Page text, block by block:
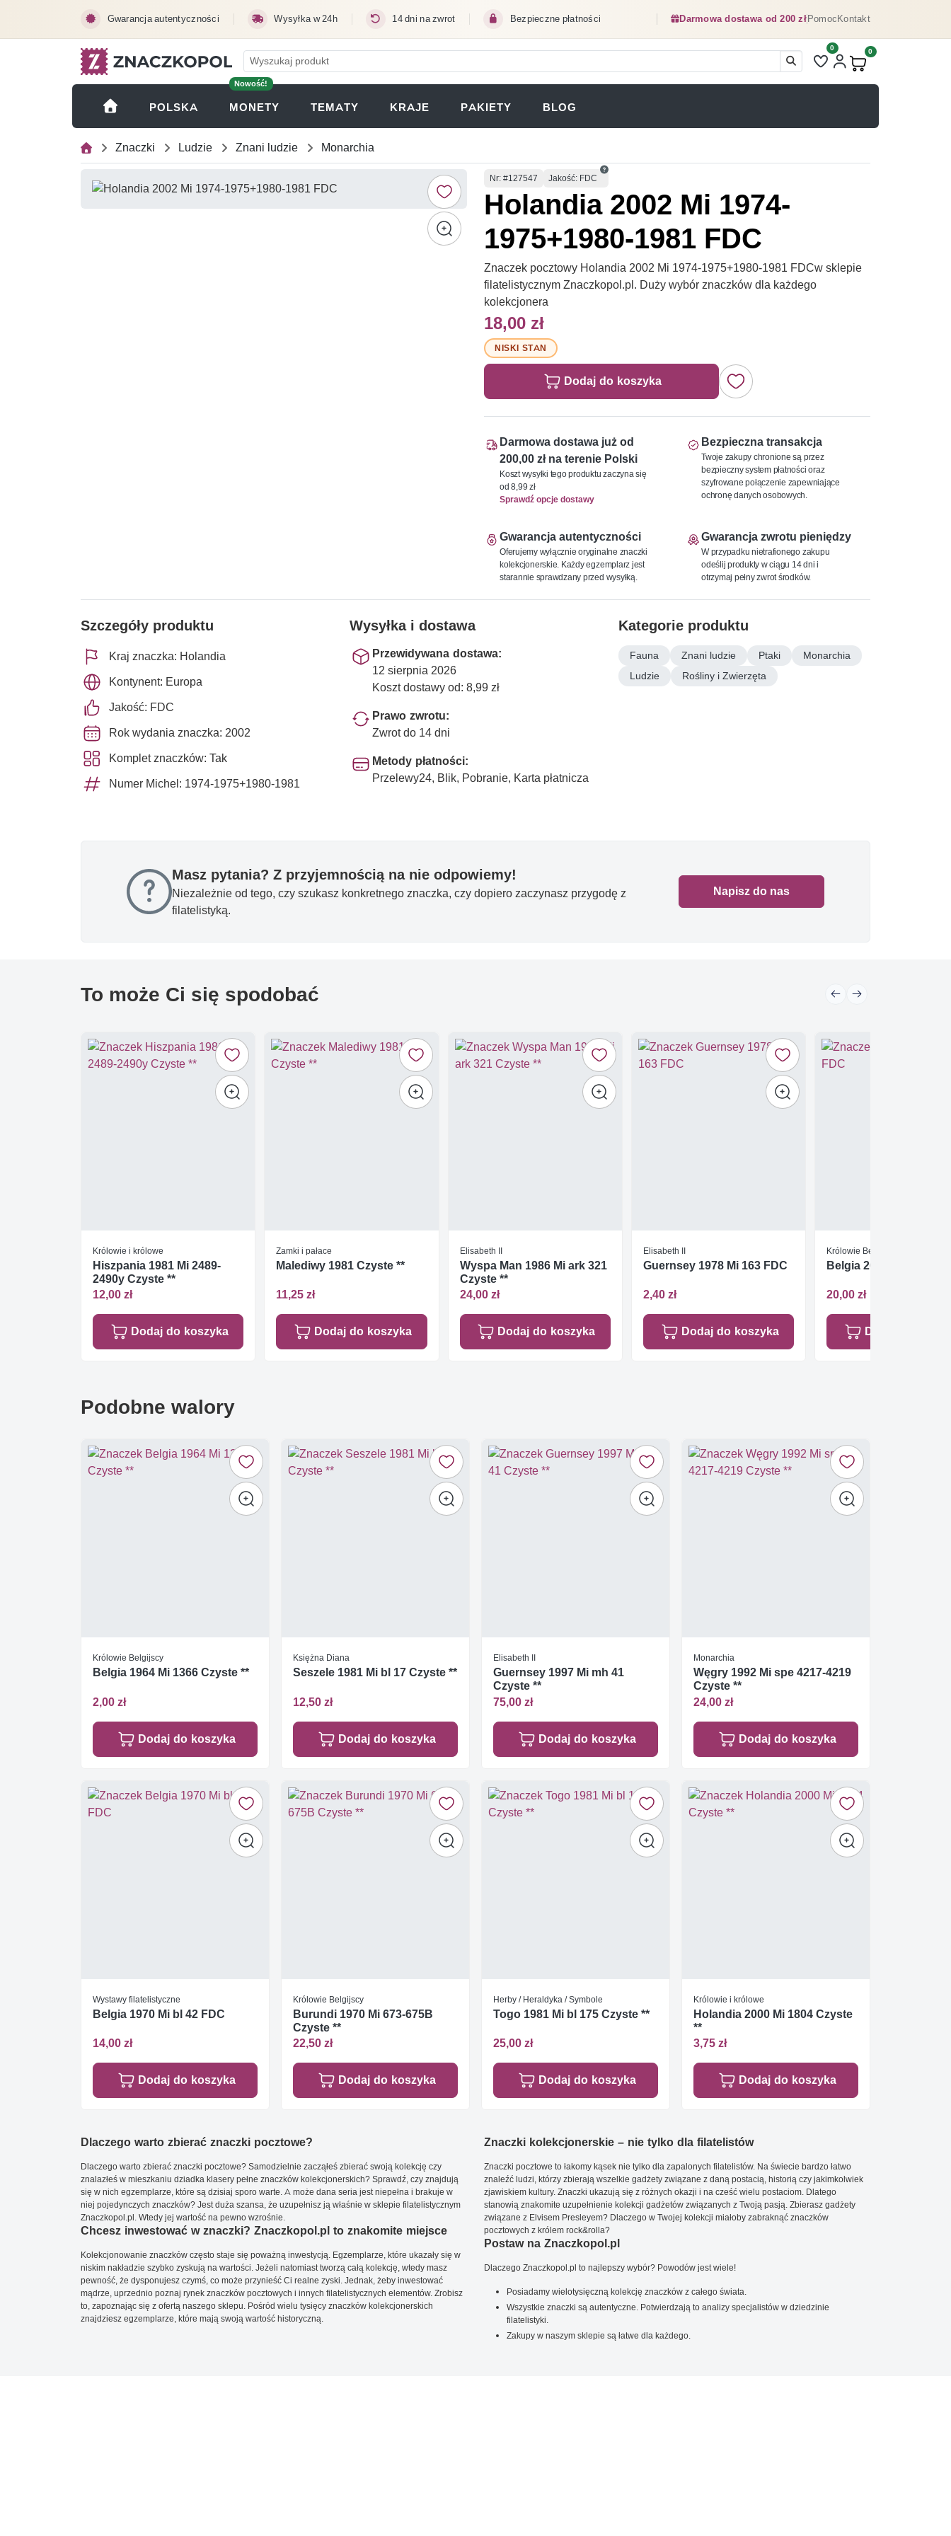
Gwarancja autentyczności Wysyłka w 24h 14 dni na zwrot Bezpieczne płatności Darmowa dostawa od 200 złPomocKontakt
Liczba pozycji na liście
0
Produkty w koszyku:
0
POLSKA
Nowość!
MONETY (OTWIERA SIĘ W NOWEJ KARCIE)
TEMATY KRAJE PAKIETY BLOG
Znaczki Ludzie Znani ludzie Monarchia
Numer
Nr: #127547 Jakość: FDC
Holandia 2002 Mi 1974-
1975+1980-1981 FDC
Znaczek pocztowy Holandia 2002 Mi 1974-1975+1980-1981 FDCw sklepie
filatelistycznym Znaczkopol.pl. Duży wybór znaczków dla każdego
kolekcjonera
18,00 zł
NISKI STAN
Dodaj do koszyka
Darmowa dostawa już od
200,00 zł na terenie Polski
Koszt wysyłki tego produktu zaczyna się
od 8,99 zł
Sprawdź opcje dostawy
Bezpieczna transakcja
Twoje zakupy chronione są przez
bezpieczny system płatności oraz
szyfrowane połączenie zapewniające
ochronę danych osobowych.
Gwarancja autentyczności
Oferujemy wyłącznie oryginalne znaczki
kolekcjonerskie. Każdy egzemplarz jest
starannie sprawdzany przed wysyłką.
Gwarancja zwrotu pieniędzy
W przypadku nietrafionego zakupu
odeślij produkty w ciągu 14 dni i
otrzymaj pełny zwrot środków.
Szczegóły produktu
Kraj znaczka: Holandia
Kontynent: Europa
Jakość: FDC
Rok wydania znaczka: 2002
Komplet znaczków: Tak
Numer Michel: 1974-1975+1980-1981
Wysyłka i dostawa
Przewidywana dostawa:
12 sierpnia 2026
Koszt dostawy od: 8,99 zł
Prawo zwrotu:
Zwrot do 14 dni
Metody płatności:
Przelewy24, Blik, Pobranie, Karta płatnicza
Kategorie produktu
Fauna Znani ludzie Ptaki
Monarchia
Ludzie
Rośliny i Zwierzęta
Masz pytania? Z przyjemnością na nie odpowiemy!
Niezależnie od tego, czy szukasz konkretnego znaczka, czy dopiero zaczynasz przygodę z
filatelistyką.
Napisz do nas
To może Ci się spodobać
Królowie i królowe
Hiszpania 1981 Mi 2489-
2490y Czyste **
12,00 zł
Dodaj do koszyka
Zamki i pałace
Malediwy 1981 Czyste **
11,25 zł
Dodaj do koszyka
Elisabeth II
Wyspa Man 1986 Mi ark 321
Czyste **
24,00 zł
Dodaj do koszyka
Elisabeth II
Guernsey 1978 Mi 163 FDC
2,40 zł
Dodaj do koszyka
Królowie Belgijscy
Belgia 2001 Mi bl 78
20,00 zł
Dodaj do
Podobne walory
Królowie Belgijscy
Belgia 1964 Mi 1366 Czyste **
2,00 zł
Dodaj do koszyka
Księżna Diana
Seszele 1981 Mi bl 17 Czyste **
12,50 zł
Dodaj do koszyka
Elisabeth II
Guernsey 1997 Mi mh 41
Czyste **
75,00 zł
Dodaj do koszyka
Monarchia
Węgry 1992 Mi spe 4217-4219
Czyste **
24,00 zł
Dodaj do koszyka
Wystawy filatelistyczne
Belgia 1970 Mi bl 42 FDC
14,00 zł
Dodaj do koszyka
Królowie Belgijscy
Burundi 1970 Mi 673-675B
Czyste **
22,50 zł
Dodaj do koszyka
Herby / Heraldyka / Symbole
Togo 1981 Mi bl 175 Czyste **
25,00 zł
Dodaj do koszyka
Królowie i królowe
Holandia 2000 Mi 1804 Czyste
**
3,75 zł
Dodaj do koszyka
Dlaczego warto zbierać znaczki pocztowe?
Dlaczego warto zbierać znaczki pocztowe? Samodzielnie zacząłeś zbierać swoją kolekcję czy
znalazłeś w mieszkaniu dziadka klasery pełne znaczków kolekcjonerskich? Sprawdź, czy znajdują
się w nich egzemplarze, które są dzisiaj sporo warte. A może dana seria jest niepełna i brakuje w
niej pojedynczych znaczków? Jest duża szansa, że uzupełnisz ją właśnie w sklepie filatelistycznym
Znaczkopol.pl. Wtedy jej wartość na pewno wzrośnie.
Chcesz inwestować w znaczki? Znaczkopol.pl to znakomite miejsce
Kolekcjonowanie znaczków często staje się poważną inwestycją. Egzemplarze, które ukazały się w
niskim nakładzie szybko zyskują na wartości. Jeżeli natomiast tworzą całą kolekcję, wtedy masz
pewność, że dysponujesz czymś, co może przynieść Ci realne zyski. Jednak, żeby inwestować
mądrze, uprzednio poznaj rynek znaczków pocztowych i innych filatelistycznych elementów. Zrobisz
to, zapoznając się z ofertą naszego sklepu. Pośród wielu tysięcy znaczków kolekcjonerskich
znajdziesz egzemplarze, które mają swoją wartość historyczną.
Znaczki kolekcjonerskie – nie tylko dla filatelistów
Znaczki pocztowe to łakomy kąsek nie tylko dla zapalonych filatelistów. Na świecie bardzo łatwo
znaleźć ludzi, którzy zbierają wszelkie gadżety związane z daną postacią, historią czy jakimkolwiek
zjawiskiem kultury. Znaczki ukazują się z różnych okazji i na cześć wielu postaciom. Dlatego
stanowią znakomite uzupełnienie kolekcji gadżetów związanych z Twoją pasją. Zbierasz gadżety
związane z Elvisem Presleyem? Dlaczego w Twojej kolekcji miałoby zabraknąć znaczków
pocztowych z królem rock&rolla?
Postaw na Znaczkopol.pl
Dlaczego Znaczkopol.pl to najlepszy wybór? Powodów jest wiele!
Posiadamy wielotysięczną kolekcję znaczków z całego świata.
Wszystkie znaczki są autentyczne. Potwierdzają to analizy specjalistów w dziedzinie
filatelistyki.
Zakupy w naszym sklepie są łatwe dla każdego.